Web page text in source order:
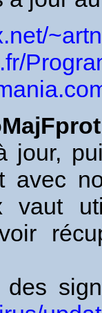
jour,
avec
vaut
des